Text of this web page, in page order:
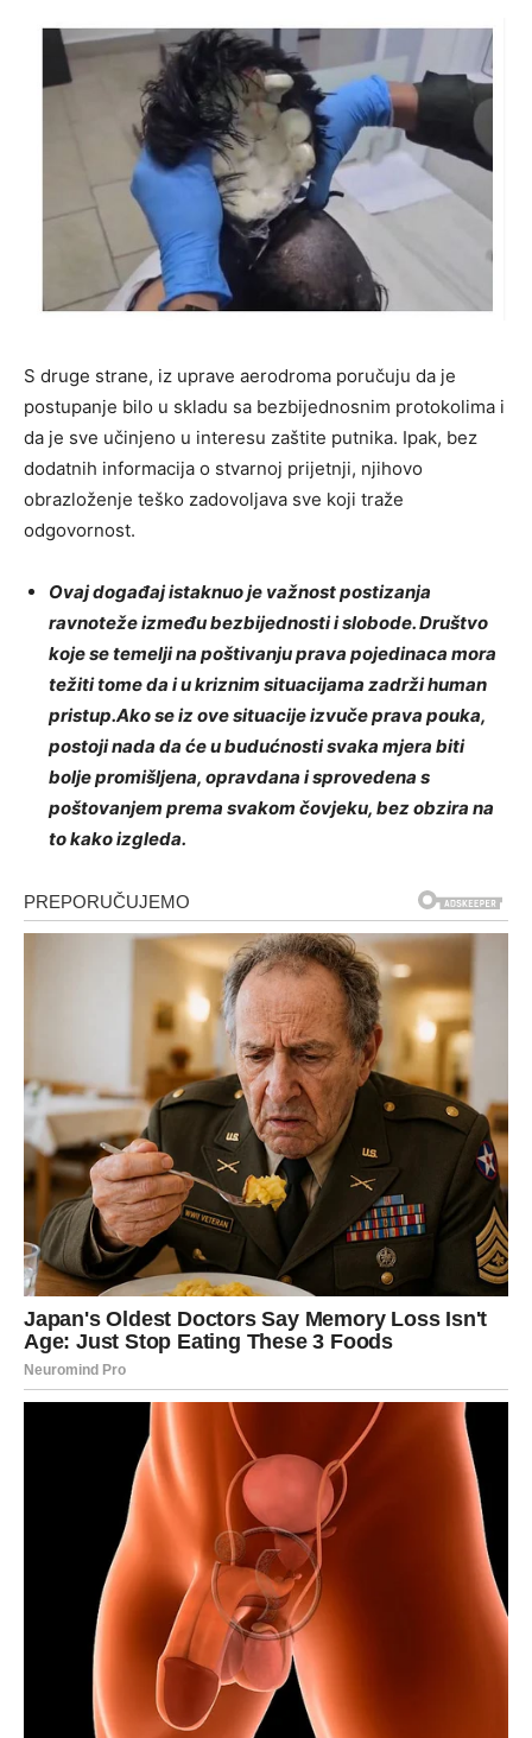
S druge strane, iz uprave aerodroma poručuju da je
postupanje bilo u skladu sa bezbijednosnim protokolima i
da je sve učinjeno u interesu zaštite putnika. Ipak, bez
dodatnih informacija o stvarnoj prijetnji, njihovo
obrazloženje teško zadovoljava sve koji traže
odgovornost.
Ovaj događaj istaknuo je važnost postizanja
ravnoteže između bezbijednosti i slobode. Društvo
koje se temelji na poštivanju prava pojedinaca mora
težiti tome da i u kriznim situacijama zadrži human
pristup.Ako se iz ove situacije izvuče prava pouka,
postoji nada da će u budućnosti svaka mjera biti
bolje promišljena, opravdana i sprovedena s
poštovanjem prema svakom čovjeku, bez obzira na
to kako izgleda.